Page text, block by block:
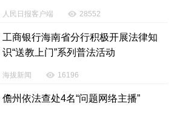
次培训帮助梳理了“六个之城”建
明确了企业创新融入与政策申领
把握自贸港发展机遇、实现高质
导作用。
人民日报客户端 28552
工商银行海南省分行积极开展法律知
识“送教上门”系列普法活动
海拔新闻 16196
儋州依法查处4名“问题网络主播”